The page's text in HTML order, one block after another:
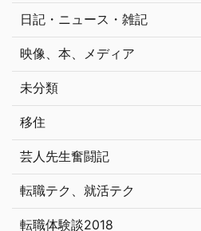
日記・ニュース・雑記
映像、本、メディア
未分類
移住
芸人先生奮闘記
転職テク、就活テク
転職体験談2018